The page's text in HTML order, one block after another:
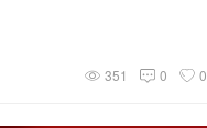
351 0 0